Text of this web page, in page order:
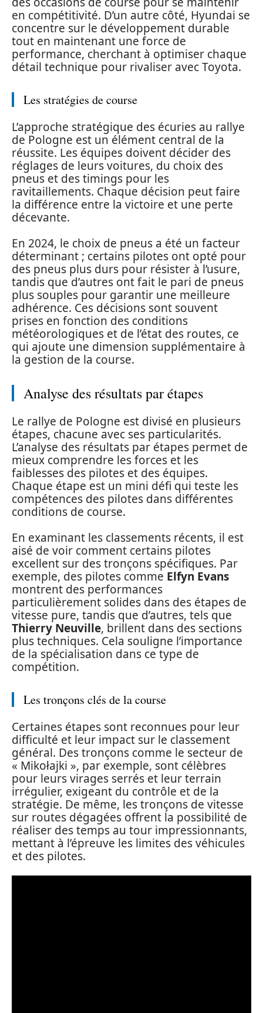
en compétitivité. D’un autre côté, Hyundai se
concentre sur le développement durable
tout en maintenant une force de
performance, cherchant à optimiser chaque
détail technique pour rivaliser avec Toyota.
Les stratégies de course
L’approche stratégique des écuries au rallye
de Pologne est un élément central de la
réussite. Les équipes doivent décider des
réglages de leurs voitures, du choix des
pneus et des timings pour les
ravitaillements. Chaque décision peut faire
la différence entre la victoire et une perte
décevante.
En 2024, le choix de pneus a été un facteur
déterminant ; certains pilotes ont opté pour
des pneus plus durs pour résister à l’usure,
tandis que d’autres ont fait le pari de pneus
plus souples pour garantir une meilleure
adhérence. Ces décisions sont souvent
prises en fonction des conditions
météorologiques et de l’état des routes, ce
qui ajoute une dimension supplémentaire à
la gestion de la course.
Analyse des résultats par étapes
Le rallye de Pologne est divisé en plusieurs
étapes, chacune avec ses particularités.
L’analyse des résultats par étapes permet de
mieux comprendre les forces et les
faiblesses des pilotes et des équipes.
Chaque étape est un mini défi qui teste les
compétences des pilotes dans différentes
conditions de course.
En examinant les classements récents, il est
aisé de voir comment certains pilotes
excellent sur des tronçons spécifiques. Par
exemple, des pilotes comme Elfyn Evans
montrent des performances
particulièrement solides dans des étapes de
vitesse pure, tandis que d’autres, tels que
Thierry Neuville, brillent dans des sections
plus techniques. Cela souligne l’importance
de la spécialisation dans ce type de
compétition.
Les tronçons clés de la course
Certaines étapes sont reconnues pour leur
difficulté et leur impact sur le classement
général. Des tronçons comme le secteur de
« Mikołajki », par exemple, sont célèbres
pour leurs virages serrés et leur terrain
irrégulier, exigeant du contrôle et de la
stratégie. De même, les tronçons de vitesse
sur routes dégagées offrent la possibilité de
réaliser des temps au tour impressionnants,
mettant à l’épreuve les limites des véhicules
et des pilotes.